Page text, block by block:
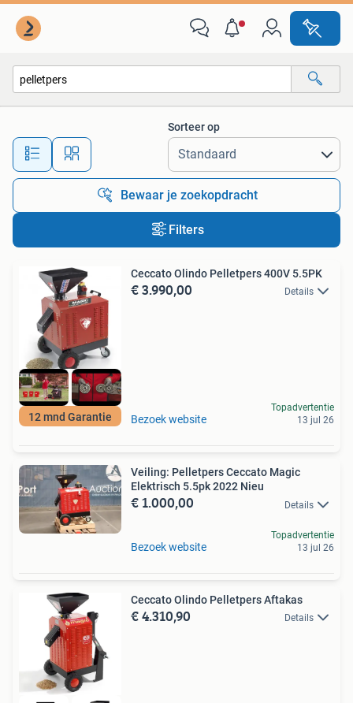
Alle afstanden…
Sorteer op
Bewaar je zoekopdracht
Filters
12 mnd Garantie
Ceccato Olindo Pelletpers 400V 5.5PK
€ 3.990,00 Details
Bezoek website
Topadvertentie
13 jul 26
Veiling: Pelletpers Ceccato Magic
Elektrisch 5.5pk 2022 Nieu
€ 1.000,00 Details
Bezoek website
Topadvertentie
13 jul 26
Ceccato Olindo Pelletpers Aftakas
€ 4.310,90 Details